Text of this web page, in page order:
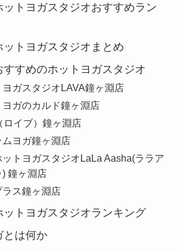
ットヨガスタジオおすすめラン
ットヨガスタジオまとめ
すすめのホットヨガスタジオ
ヨガスタジオLAVA鐘ヶ淵店
ヨガのカルド鐘ヶ淵店
ロイブ）鐘ヶ淵店
ムヨガ鐘ヶ淵店
トヨガスタジオLaLa Aasha(ララア
) 鐘ヶ淵店
ラス鐘ヶ淵店
ットヨガスタジオランキング
とは何か